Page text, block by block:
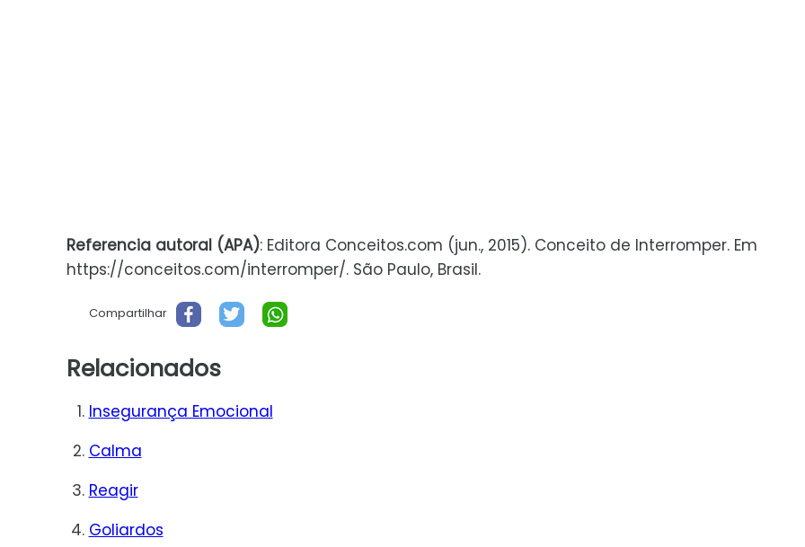
Referencia autoral (APA): Editora Conceitos.com (jun., 2015). Conceito de Interromper. Em
https://conceitos.com/interromper/. São Paulo, Brasil.
Compartilhar
Relacionados
Insegurança Emocional
Calma
Reagir
Goliardos